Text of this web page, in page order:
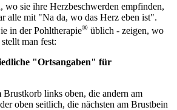
wo sie ihre Herzbeschwerden empfinden,
alle mit "Na da, wo das Herz eben ist".
in der Pohltherapie® üblich - zeigen, wo
man fest:
"Ortsangaben" für
Brustkorb links oben, die andern am
oben seitlich, die nächsten am Brustbein